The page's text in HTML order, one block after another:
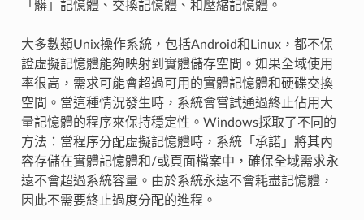
「髒」記憶體、交換記憶體、和壓縮記憶體。
大多數類Unix操作系統，包括Android和Linux，都不保
證虛擬記憶體能夠映射到實體儲存空間。如果全域使用
率很高，需求可能會超過可用的實體記憶體和硬碟交換
空間。當這種情況發生時，系統會嘗試通過終止佔用大
量記憶體的程序來保持穩定性。Windows採取了不同的
方法：當程序分配虛擬記憶體時，系統「承諾」將其內
容存儲在實體記憶體和/或頁面檔案中，確保全域需求永
遠不會超過系統容量。由於系統永遠不會耗盡記憶體，
因此不需要終止過度分配的進程。